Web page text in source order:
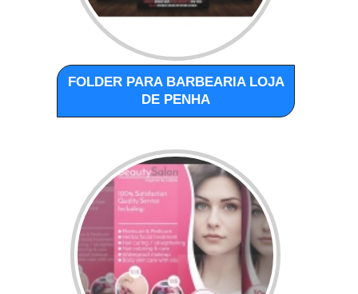
FOLDER PARA BARBEARIA LOJA
DE PENHA